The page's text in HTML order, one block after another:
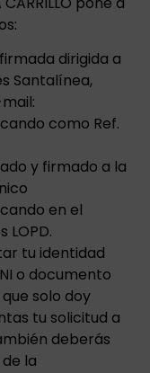
dirigida a
Santalínea,
como Ref.
y firmado a la
en el
LOPD.
tu identidad
o documento
solo doy
tu solicitud a
deberás
la